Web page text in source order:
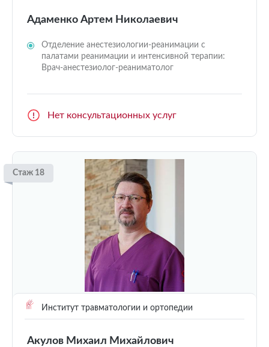
Адаменко Артем Николаевич
Отделение анестезиологии-реанимации с
палатами реанимации и интенсивной терапии:
Врач-анестезиолог-реаниматолог
Нет консультационных услуг
Стаж 18
Институт травматологии и ортопедии
Акулов Михаил Михайлович